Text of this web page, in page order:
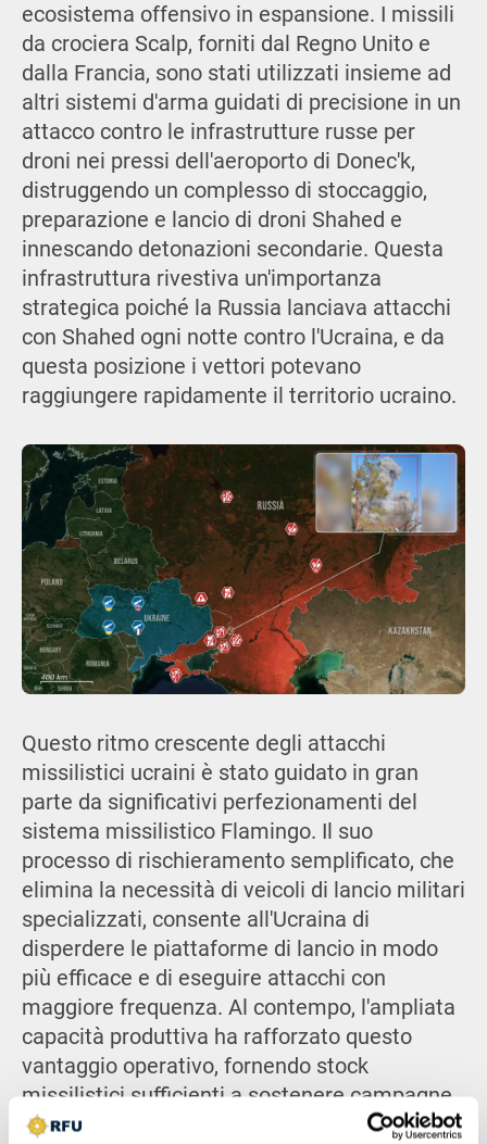
ecosistema offensivo in espansione. I missili
da crociera Scalp, forniti dal Regno Unito e
dalla Francia, sono stati utilizzati insieme ad
altri sistemi d'arma guidati di precisione in un
attacco contro le infrastrutture russe per
droni nei pressi dell'aeroporto di Donec'k,
distruggendo un complesso di stoccaggio,
preparazione e lancio di droni Shahed e
innescando detonazioni secondarie. Questa
infrastruttura rivestiva un'importanza
strategica poiché la Russia lanciava attacchi
con Shahed ogni notte contro l'Ucraina, e da
questa posizione i vettori potevano
raggiungere rapidamente il territorio ucraino.
Questo ritmo crescente degli attacchi
missilistici ucraini è stato guidato in gran
parte da significativi perfezionamenti del
sistema missilistico Flamingo. Il suo
processo di rischieramento semplificato, che
elimina la necessità di veicoli di lancio militari
specializzati, consente all'Ucraina di
disperdere le piattaforme di lancio in modo
più efficace e di eseguire attacchi con
maggiore frequenza. Al contempo, l'ampliata
capacità produttiva ha rafforzato questo
vantaggio operativo, fornendo stock
missilistici sufficienti a sostenere campagne
ad alta intensità come la recente serie di